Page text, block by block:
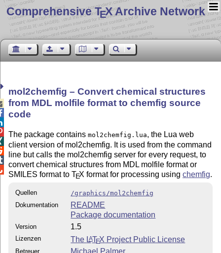
Comprehensive TEX Archive Network
mol2chemfig – Convert chemical structures
from MDL molfile format to chemfig source
code
The package containsmol2chemfig.lua, the Lua web
client version of mol2chemfig. It is used from the command
line but calls the mol2chemfig server for every request, to
convert chemical structures from MDL molfile format or
SMILES format toTEX format for processing usingchemfig.
Quellen
/graphics/mol2chemfig
Dokumentation
README
Package documentation
Version 1.5
Lizenzen The LATEX Project Public License
Betreuer